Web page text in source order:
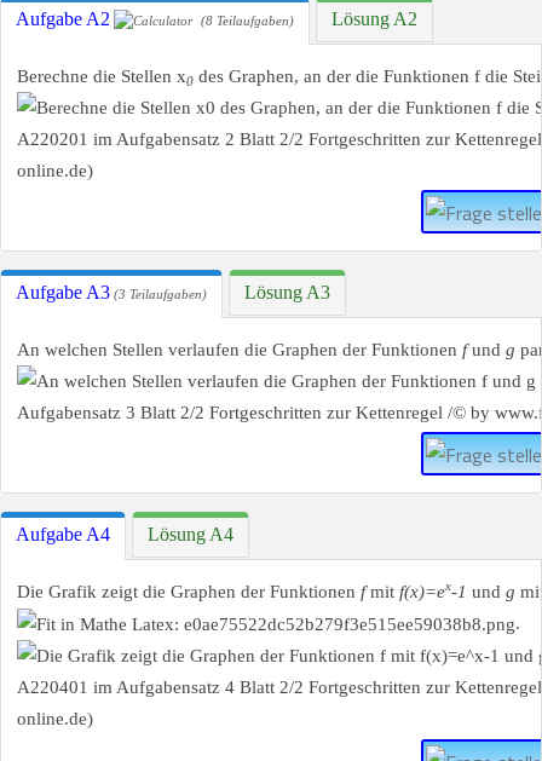
Aufgabe A2 (8 Teilaufgaben) Lösung A2
Berechne die Stellen x0 des Graphen, an der die Funktionen f die
Aufgabe A3 (3 Teilaufgaben) Lösung A3
An welchen Stellen verlaufen die Graphen der Funktionen fund g
Aufgabe A4 Lösung A4
Die Grafik zeigt die Graphen der Funktionen fmit f(x)=ex-1 und g
.